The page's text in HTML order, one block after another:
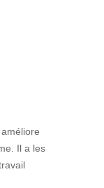
Il a les